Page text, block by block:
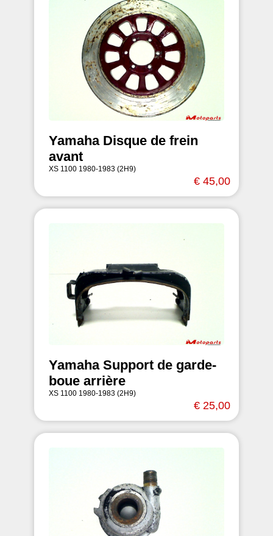
Yamaha Disque de frein
avant
XS 1100 1980-1983 (2H9)
€ 45,00
Yamaha Support de garde-
boue arrière
XS 1100 1980-1983 (2H9)
€ 25,00